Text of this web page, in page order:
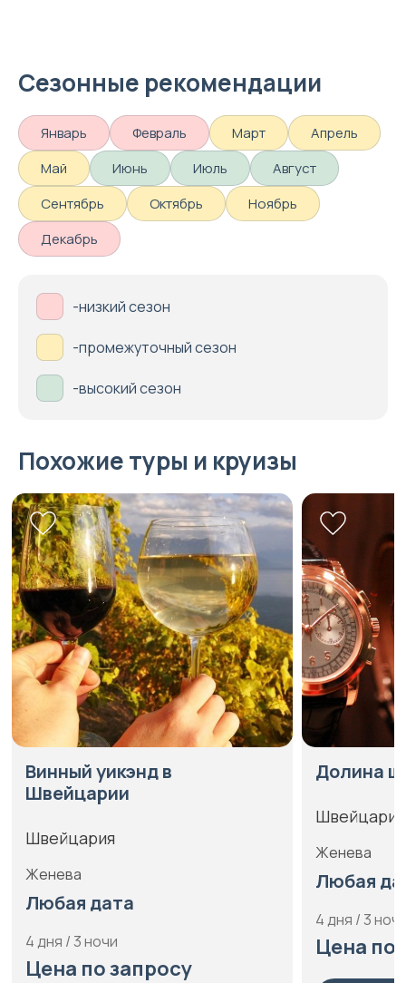
Сезонные рекомендации
Январь Февраль Март
Апрель
Май
Июнь Июль
Август
Сентябрь
Октябрь
Ноябрь
Декабрь
-низкий сезон
-промежуточный сезон
-высокий сезон
Похожие туры и круизы
Винный уикэнд в
Швейцарии
Швейцария
Женева
Любая дата
4 дня / 3 ночи
Цена по запросу
Долина
Швейцария
Женева
Любая
4 дня / 3
Цена по